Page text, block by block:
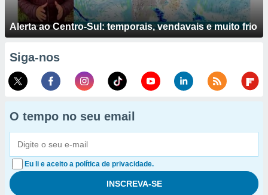
Alerta ao Centro-Sul: temporais, vendavais e muito frio
Siga-nos
O tempo no seu email
Eu li e aceito a política de privacidade.